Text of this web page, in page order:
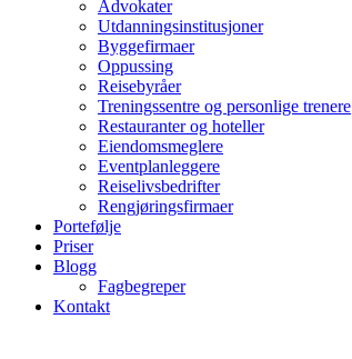
Advokater
Utdanningsinstitusjoner
Byggefirmaer
Oppussing
Reisebyråer
Treningssentre og personlige trenere
Restauranter og hoteller
Eiendomsmeglere
Eventplanleggere
Reiselivsbedrifter
Rengjøringsfirmaer
Portefølje
Priser
Blogg
Fagbegreper
Kontakt